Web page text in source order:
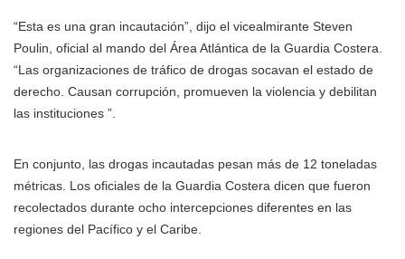
“Esta es una gran incautación”, dijo el vicealmirante Steven
Poulin, oficial al mando del Área Atlántica de la Guardia Costera.
“Las organizaciones de tráfico de drogas socavan el estado de
derecho. Causan corrupción, promueven la violencia y debilitan
las instituciones ”.
En conjunto, las drogas incautadas pesan más de 12 toneladas
métricas. Los oficiales de la Guardia Costera dicen que fueron
recolectados durante ocho intercepciones diferentes en las
regiones del Pacífico y el Caribe.